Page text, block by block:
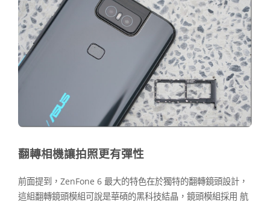
翻轉相機讓拍照更有彈性
前面提到，ZenFone 6 最大的特色在於獨特的翻轉鏡頭設計，
這組翻轉鏡頭模組可說是華碩的黑科技結晶，鏡頭模組採用 航